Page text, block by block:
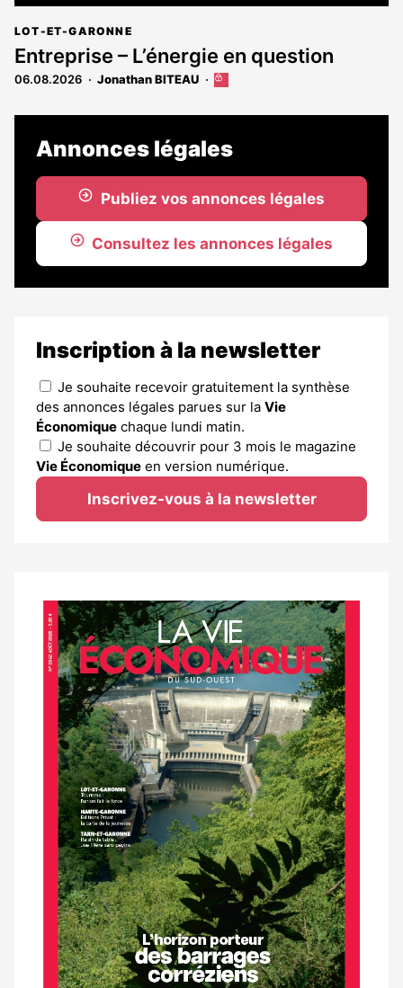
LOT-ET-GARONNE
Entreprise – L’énergie en question
06.08.2026 Jonathan BITEAU
Cet
est
aux
Annonces légales
Publiez vos annonces légales
Consultez les annonces légales
Inscription à la newsletter
Je souhaite recevoir gratuitement la synthèse
des annonces légales parues sur la Vie
Économique chaque lundi matin.
Je souhaite découvrir pour 3 mois le magazine
Vie Économique en version numérique.
Inscrivez-vous à la newsletter
Notre
dernier
magazine